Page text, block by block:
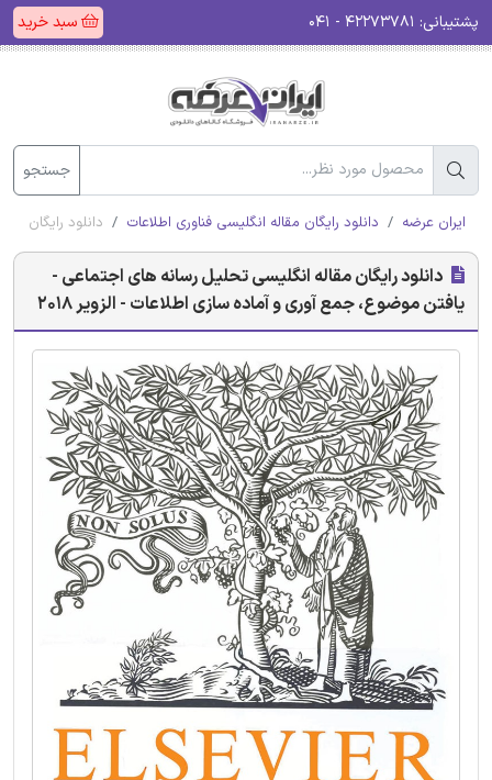
پشتیبانی: سبد خرید
جستجو
ایران عرضه دانلود رایگان مقاله انگلیسی فناوری اطلاعات دانلود رایگان
دانلود رایگان مقاله انگلیسی تحلیل رسانه های اجتماعی -
یافتن موضوع، جمع آوری و آماده سازی اطلاعات - الزویر 2018